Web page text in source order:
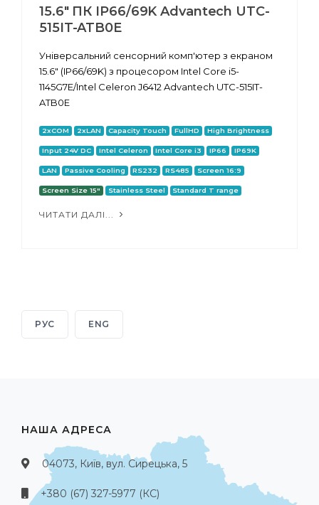
15.6" ПК IP66/69K Advantech UTC-
515IT-ATB0E
Універсальний сенсорний комп'ютер з екраном
15.6" (IP66/69K) з процесором Intel Core i5-
1145G7E/Intel Celeron J6412 Advantech UTC-515IT-
ATB0E
2xCOM 2xLAN Capacity Touch FullHD High Brightness
Input 24V DC Intel Celeron Intel Core i3 IP66 IP69K
LAN Passive Cooling RS232 RS485 Screen 16:9
Screen Size 15" Stainless Steel Standard T range
ЧИТАТИ ДАЛІ...
РУС ENG
НАША АДРЕСА
04073, Київ, вул. Сирецька, 5
+380 (67) 327-5977 (КС)